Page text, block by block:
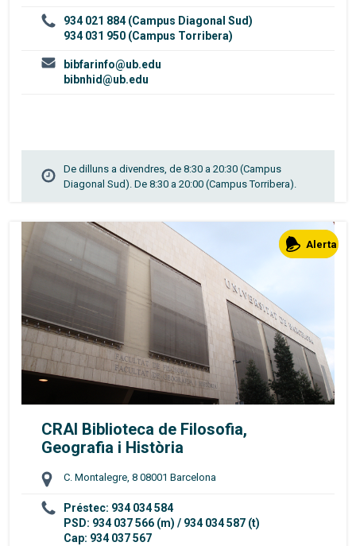
934 021 884 (Campus Diagonal Sud)
934 031 950 (Campus Torribera)
bibfarinfo@ub.edu
bibnhid@ub.edu
De dilluns a divendres, de 8:30 a 20:30 (Campus
Diagonal Sud). De 8:30 a 20:00 (Campus Torribera).
CRAI Biblioteca de Filosofia,
Geografia i Història
C. Montalegre, 8 08001 Barcelona
Préstec: 934 034 584
PSD: 934 037 566 (m) / 934 034 587 (t)
Cap: 934 037 567
Alerta